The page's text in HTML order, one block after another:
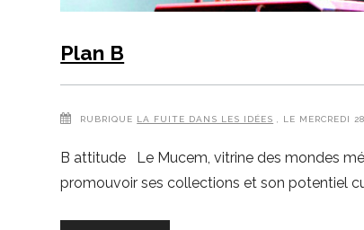
Plan B
RUBRIQUE LA FUITE DANS LES IDÉES , LE MERCREDI
B attitude Le Mucem, vitrine des mondes
promouvoir ses collections et son potentiel